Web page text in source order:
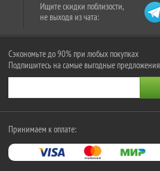
Ищите скидки поблизости,
не выходя из чата:
Сэкономьте до 90% при любых покупках
Подпишитесь на самые выгодные предложения
Принимаем к оплате: